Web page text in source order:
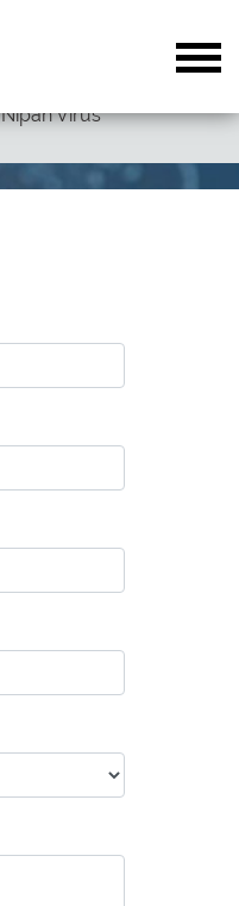
Arboviroses (hors dengue)
Nipah Virus